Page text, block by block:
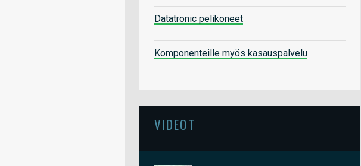
Datatronic pelikoneet
Komponenteille myös kasauspalvelu
VIDEOT